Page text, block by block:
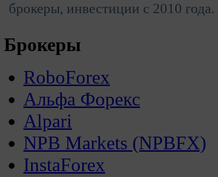
брокеры, инвестиции с 2010 года.
Брокеры
RoboForex
Альфа Форекс
Alpari
NPB Markets (NPBFX)
InstaForex